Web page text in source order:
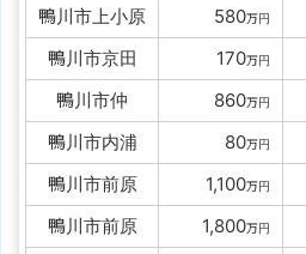
鴨川市上小原 580万円
鴨川市京田 170万円
鴨川市仲 860万円
鴨川市内浦 80万円
鴨川市前原 1,100万円
鴨川市前原 1,800万円